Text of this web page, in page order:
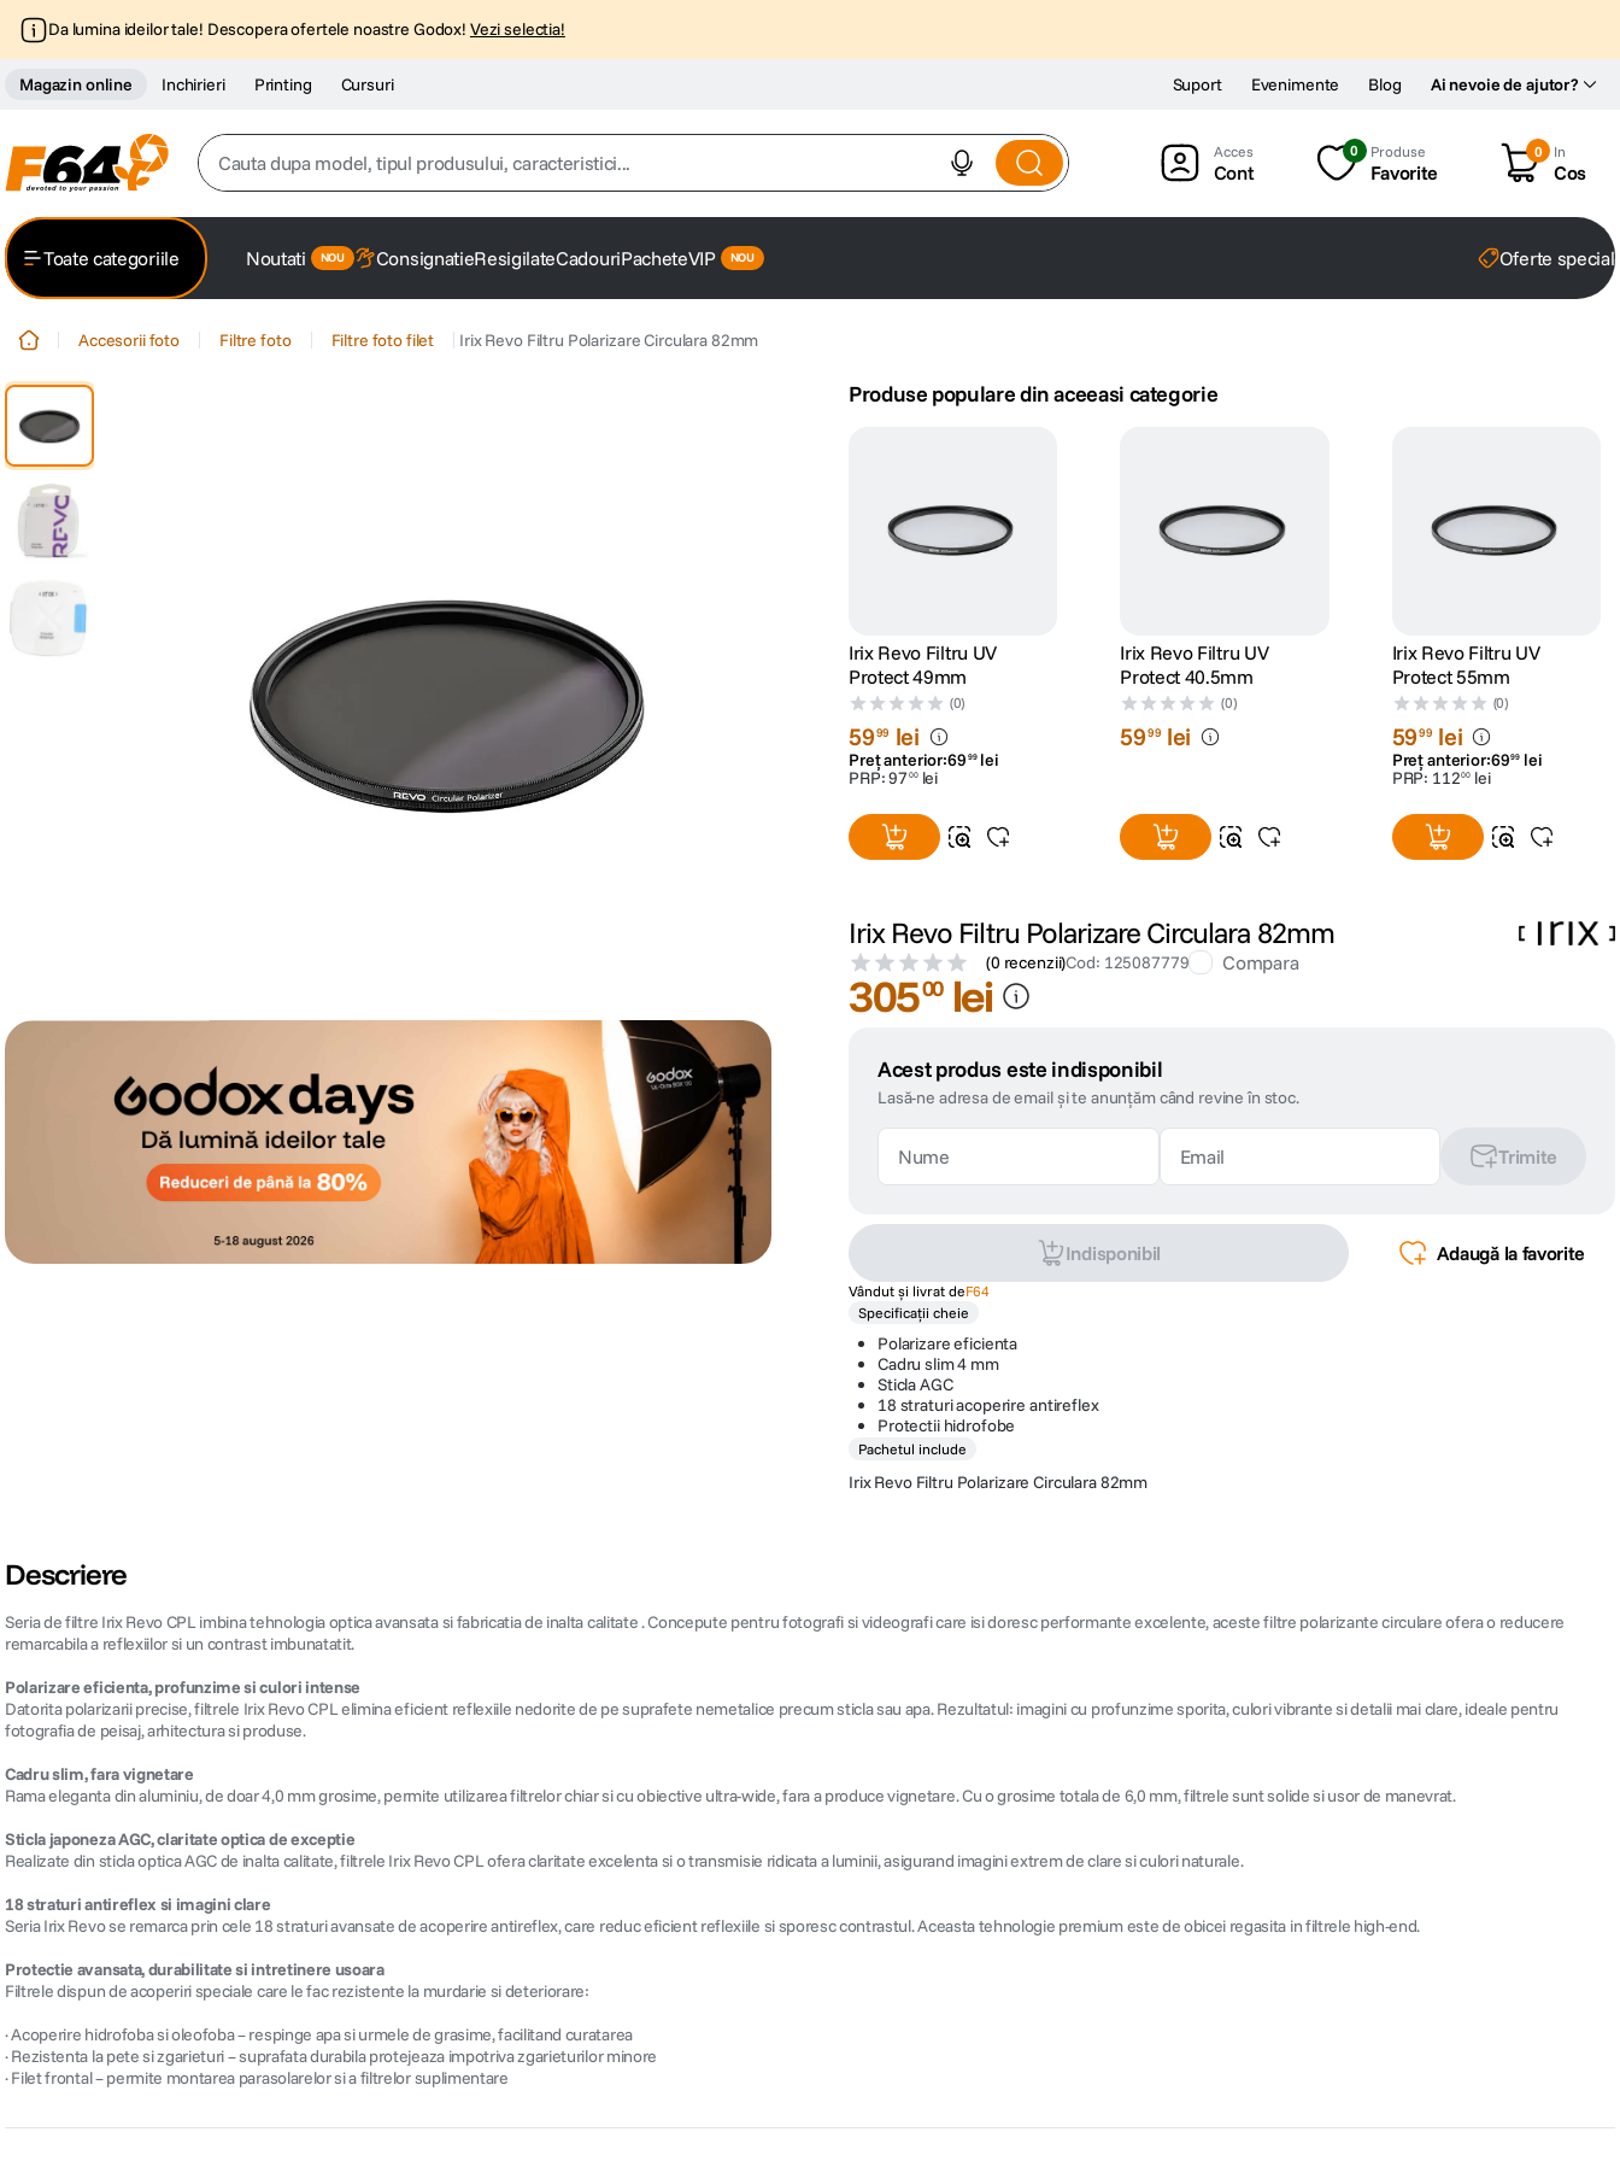
Da lumina ideilor tale! Descopera ofertele noastre Godox! Vezi selectia!
Magazin online Inchirieri Printing Cursuri Ai nevoie de ajutor?
Suport Evenimente Blog
Cauta dupa model, tipul produsului, caracteristici...
2 trepied
sony fx
8.
dji mic mini
Cont
0 Produse
Favorite
0 In
Cos
Toate categoriile Noutati ConsignatieResigilateCadouriPacheteVIP Oferte
Accesorii foto Filtre foto Filtre foto filet Irix Revo Filtru Polarizare Circulara 82mm
Produse populare din aceeasi categorie
Irix Revo Filtru UV
Protect 49mm
(0)
5999 lei
Preț anterior:69 99 lei
PRP:97 00 lei
Irix Revo Filtru UV
Protect 40.5mm
(0)
5999 lei
Irix Revo Filtru UV
Protect 55mm
(0)
5999 lei
Preț anterior:6999 lei
PRP: 11200 lei
Irix Revo Filtru Polarizare Circulara 82mm
(0 recenzii)Cod: 125087779 Compara
30500 lei
Acest produs este indisponibil
Lasă-ne adresa de email și te anunțăm când revine în stoc.
Trimite
Indisponibil Adaugă la favorite
Vândut și livrat deF64
Specificații cheie
Polarizare eficienta
Cadru slim 4 mm
Sticla AGC
18 straturi acoperire antireflex
Protectii hidrofobe
Pachetul include
Irix Revo Filtru Polarizare Circulara 82mm
Descriere
Seria de filtre Irix Revo CPL imbina tehnologia optica avansata si fabricatia de inalta calitate . Concepute pentru fotografi si videografi care isi doresc performante excelente, aceste filtre polarizante circulare ofera o reducere
remarcabila a reflexiilor si un contrast imbunatatit.
Polarizare eficienta, profunzime si culori intense
Datorita polarizarii precise, filtrele Irix Revo CPL elimina eficient reflexiile nedorite de pe suprafete nemetalice precum sticla sau apa. Rezultatul: imagini cu profunzime sporita, culori vibrante si detalii mai clare, ideale pentru
fotografia de peisaj, arhitectura si produse.
Cadru slim, fara vignetare
Rama eleganta din aluminiu, de doar 4,0 mm grosime, permite utilizarea filtrelor chiar si cu obiective ultra-wide, fara a produce vignetare. Cu o grosime totala de 6,0 mm, filtrele sunt solide si usor de manevrat.
Sticla japoneza AGC, claritate optica de exceptie
Realizate din sticla optica AGC de inalta calitate, filtrele Irix Revo CPL ofera claritate excelenta si o transmisie ridicata a luminii, asigurand imagini extrem de clare si culori naturale.
18 straturi antireflex si imagini clare
Seria Irix Revo se remarca prin cele 18 straturi avansate de acoperire antireflex, care reduc eficient reflexiile si sporesc contrastul. Aceasta tehnologie premium este de obicei regasita in filtrele high-end.
Protectie avansata, durabilitate si intretinere usoara
Filtrele dispun de acoperiri speciale care le fac rezistente la murdarie si deteriorare:
· Acoperire hidrofoba si oleofoba – respinge apa si urmele de grasime, facilitand curatarea
· Rezistenta la pete si zgarieturi – suprafata durabila protejeaza impotriva zgarieturilor minore
· Filet frontal – permite montarea parasolarelor si a filtrelor suplimentare